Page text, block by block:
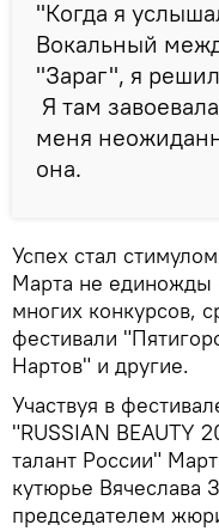
"Когда я
Вокальный
"Зараг", я
Я там
меня
она.
Успех стал
Марта не единожды
многих конкурсов,
фестивали
Нартов" и другие.
Участвуя в
"RUSSIAN BEAUTY
талант России"
кутюрье Вячеслава
председателем